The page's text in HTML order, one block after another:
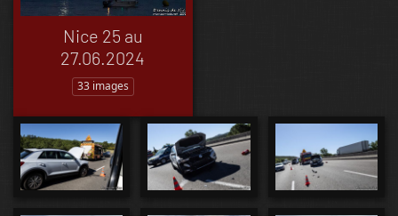
Nice 25 au
27.06.2024
33 images